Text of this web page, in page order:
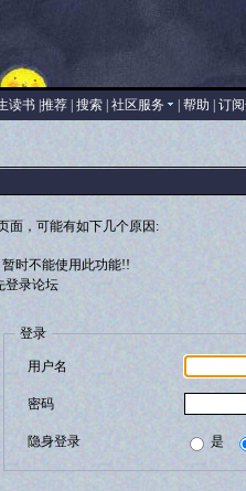
读书| 推荐| 搜索| 社区服务 帮助 订
面，可能有如下几个原因:
时不能使用此功能!!
登录论坛
登录
用户名
密码
隐身登录 是